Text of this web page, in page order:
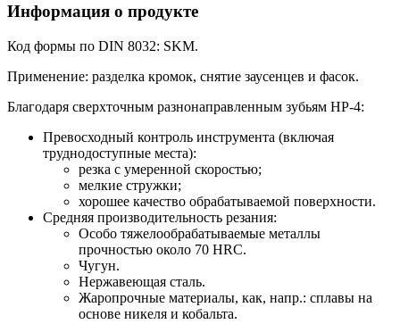
Информация о продукте
Код формы по DIN 8032: SKM.
Применение: разделка кромок, снятие заусенцев и фасок.
Благодаря сверхточным разнонаправленным зубьям HP-4:
Превосходный контроль инструмента (включая
труднодоступные места):
резка с умеренной скоростью;
мелкие стружки;
хорошее качество обрабатываемой поверхности.
Средняя производительность резания:
Особо тяжелообрабатываемые металлы
прочностью около 70 HRC.
Чугун.
Нержавеющая сталь.
Жаропрочные материалы, как, напр.: сплавы на
основе никеля и кобальта.